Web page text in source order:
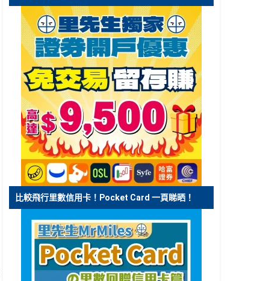
比較飛行里數信用卡！Pocket Card 一頁睇晒！